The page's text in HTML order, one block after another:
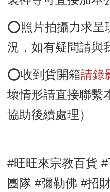
⭕️照片拍攝力求呈
況，如有疑問請與
⭕️收到貨開箱請錄
壞情形請直接聯繫
協助後續處理）
#旺旺來宗教百貨
團隊 #彌勒佛 #招